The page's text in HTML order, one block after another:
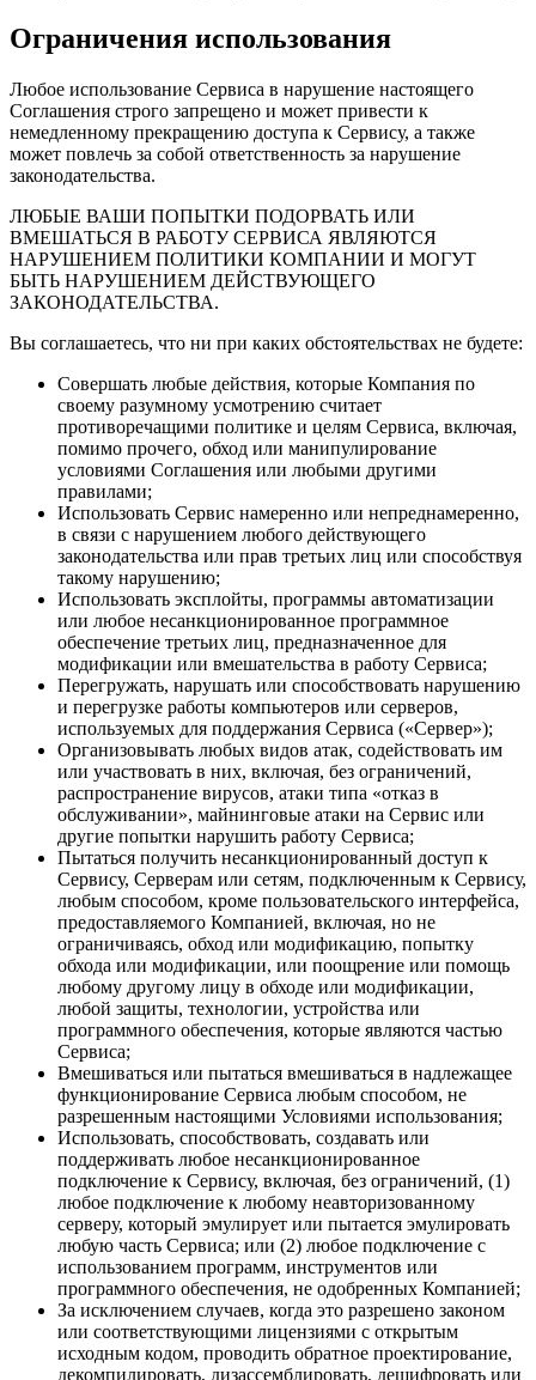
Ограничения использования
Любое использование Сервиса в нарушение настоящего
Соглашения строго запрещено и может привести к
немедленному прекращению доступа к Сервису, а также
может повлечь за собой ответственность за нарушение
законодательства.
ЛЮБЫЕ ВАШИ ПОПЫТКИ ПОДОРВАТЬ ИЛИ
ВМЕШАТЬСЯ В РАБОТУ СЕРВИСА ЯВЛЯЮТСЯ
НАРУШЕНИЕМ ПОЛИТИКИ КОМПАНИИ И МОГУТ
БЫТЬ НАРУШЕНИЕМ ДЕЙСТВУЮЩЕГО
ЗАКОНОДАТЕЛЬСТВА.
Вы соглашаетесь, что ни при каких обстоятельствах не будете:
Совершать любые действия, которые Компания по
своему разумному усмотрению считает
противоречащими политике и целям Сервиса, включая,
помимо прочего, обход или манипулирование
условиями Соглашения или любыми другими
правилами;
Использовать Сервис намеренно или непреднамеренно,
в связи с нарушением любого действующего
законодательства или прав третьих лиц или способствуя
такому нарушению;
Использовать эксплойты, программы автоматизации
или любое несанкционированное программное
обеспечение третьих лиц, предназначенное для
модификации или вмешательства в работу Сервиса;
Перегружать, нарушать или способствовать нарушению
и перегрузке работы компьютеров или серверов,
используемых для поддержания Сервиса («Сервер»);
Организовывать любых видов атак, содействовать им
или участвовать в них, включая, без ограничений,
распространение вирусов, атаки типа «отказ в
обслуживании», майнинговые атаки на Сервис или
другие попытки нарушить работу Сервиса;
Пытаться получить несанкционированный доступ к
Сервису, Серверам или сетям, подключенным к Сервису,
любым способом, кроме пользовательского интерфейса,
предоставляемого Компанией, включая, но не
ограничиваясь, обход или модификацию, попытку
обхода или модификации, или поощрение или помощь
любому другому лицу в обходе или модификации,
любой защиты, технологии, устройства или
программного обеспечения, которые являются частью
Сервиса;
Вмешиваться или пытаться вмешиваться в надлежащее
функционирование Сервиса любым способом, не
разрешенным настоящими Условиями использования;
Использовать, способствовать, создавать или
поддерживать любое несанкционированное
подключение к Сервису, включая, без ограничений, (1)
любое подключение к любому неавторизованному
серверу, который эмулирует или пытается эмулировать
любую часть Сервиса; или (2) любое подключение с
использованием программ, инструментов или
программного обеспечения, не одобренных Компанией;
За исключением случаев, когда это разрешено законом
или соответствующими лицензиями с открытым
исходным кодом, проводить обратное проектирование,
декомпилировать, дизассемблировать, дешифровать или